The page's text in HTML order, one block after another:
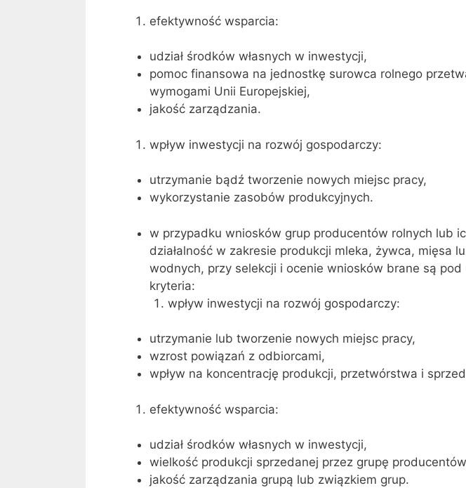
efektywność wsparcia:
udział środków własnych w inwestycji,
pomoc finansowa na jednostkę surowca rolnego
wymogami Unii Europejskiej,
jakość zarządzania.
wpływ inwestycji na rozwój gospodarczy:
utrzymanie bądź tworzenie nowych miejsc pracy,
wykorzystanie zasobów produkcyjnych.
w przypadku wniosków grup producentów rolnych lub
działalność w zakresie produkcji mleka, żywca, mięsa
wodnych, przy selekcji i ocenie wniosków brane są
kryteria:
wpływ inwestycji na rozwój gospodarczy:
utrzymanie lub tworzenie nowych miejsc pracy,
wzrost powiązań z odbiorcami,
wpływ na koncentrację produkcji, przetwórstwa i
efektywność wsparcia:
udział środków własnych w inwestycji,
wielkość produkcji sprzedanej przez grupę
jakość zarządzania grupą lub związkiem grup.